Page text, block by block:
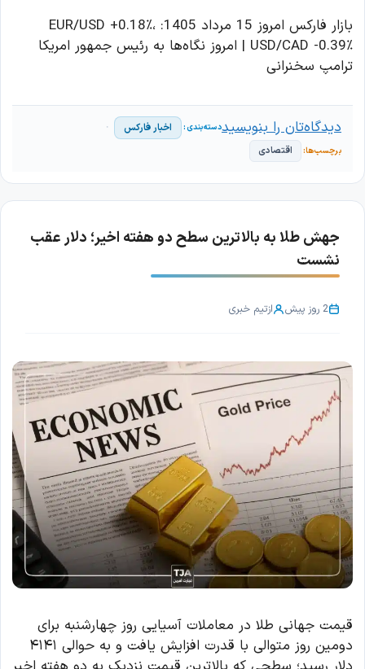
بازار فارکس امروز 15 مرداد 1405: EUR/USD +0.18٪،
USD/CAD -0.39٪ | امروز نگاه‌ها به رئیس جمهور امریکا
ترامپ سخنرانی
اخبار فارکس
اقتصادی
دیدگاه‌تان را بنویسید
جهش طلا به بالاترین سطح دو هفته اخیر؛ دلار عقب
نشست
2 روز پیش ازتیم خبری
قیمت جهانی طلا در معاملات آسیایی روز چهارشنبه برای
دومین روز متوالی با قدرت افزایش یافت و به حوالی ۴۱۴۱